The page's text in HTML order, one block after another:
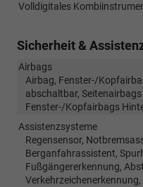
Volldigitales
Sicherheit &
Airbags
Airbag, Fenster-/
abschaltbar,
Fenster-/Kopfairbags
Assistenzsysteme
Regensensor,
Berganfahrassistent,
Fußgängererkennung,